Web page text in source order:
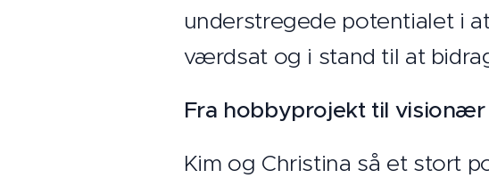
understregede potentialet i
værdsat og i stand til at
Fra hobbyprojekt til visionær
Kim og Christina så et stort